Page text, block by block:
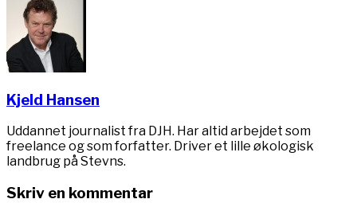
Kjeld Hansen
Uddannet journalist fra DJH. Har altid arbejdet som
freelance og som forfatter. Driver et lille økologisk
landbrug på Stevns.
Skriv en kommentar